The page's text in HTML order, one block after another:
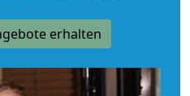
erhalten